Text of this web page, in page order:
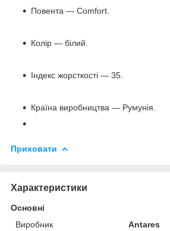
Повента — Comfort.
Колір — білий.
Індекс жорсткості — 35.
Країна виробництва — Румунія.
Приховати
Характеристики
Основні
Виробник
Antares